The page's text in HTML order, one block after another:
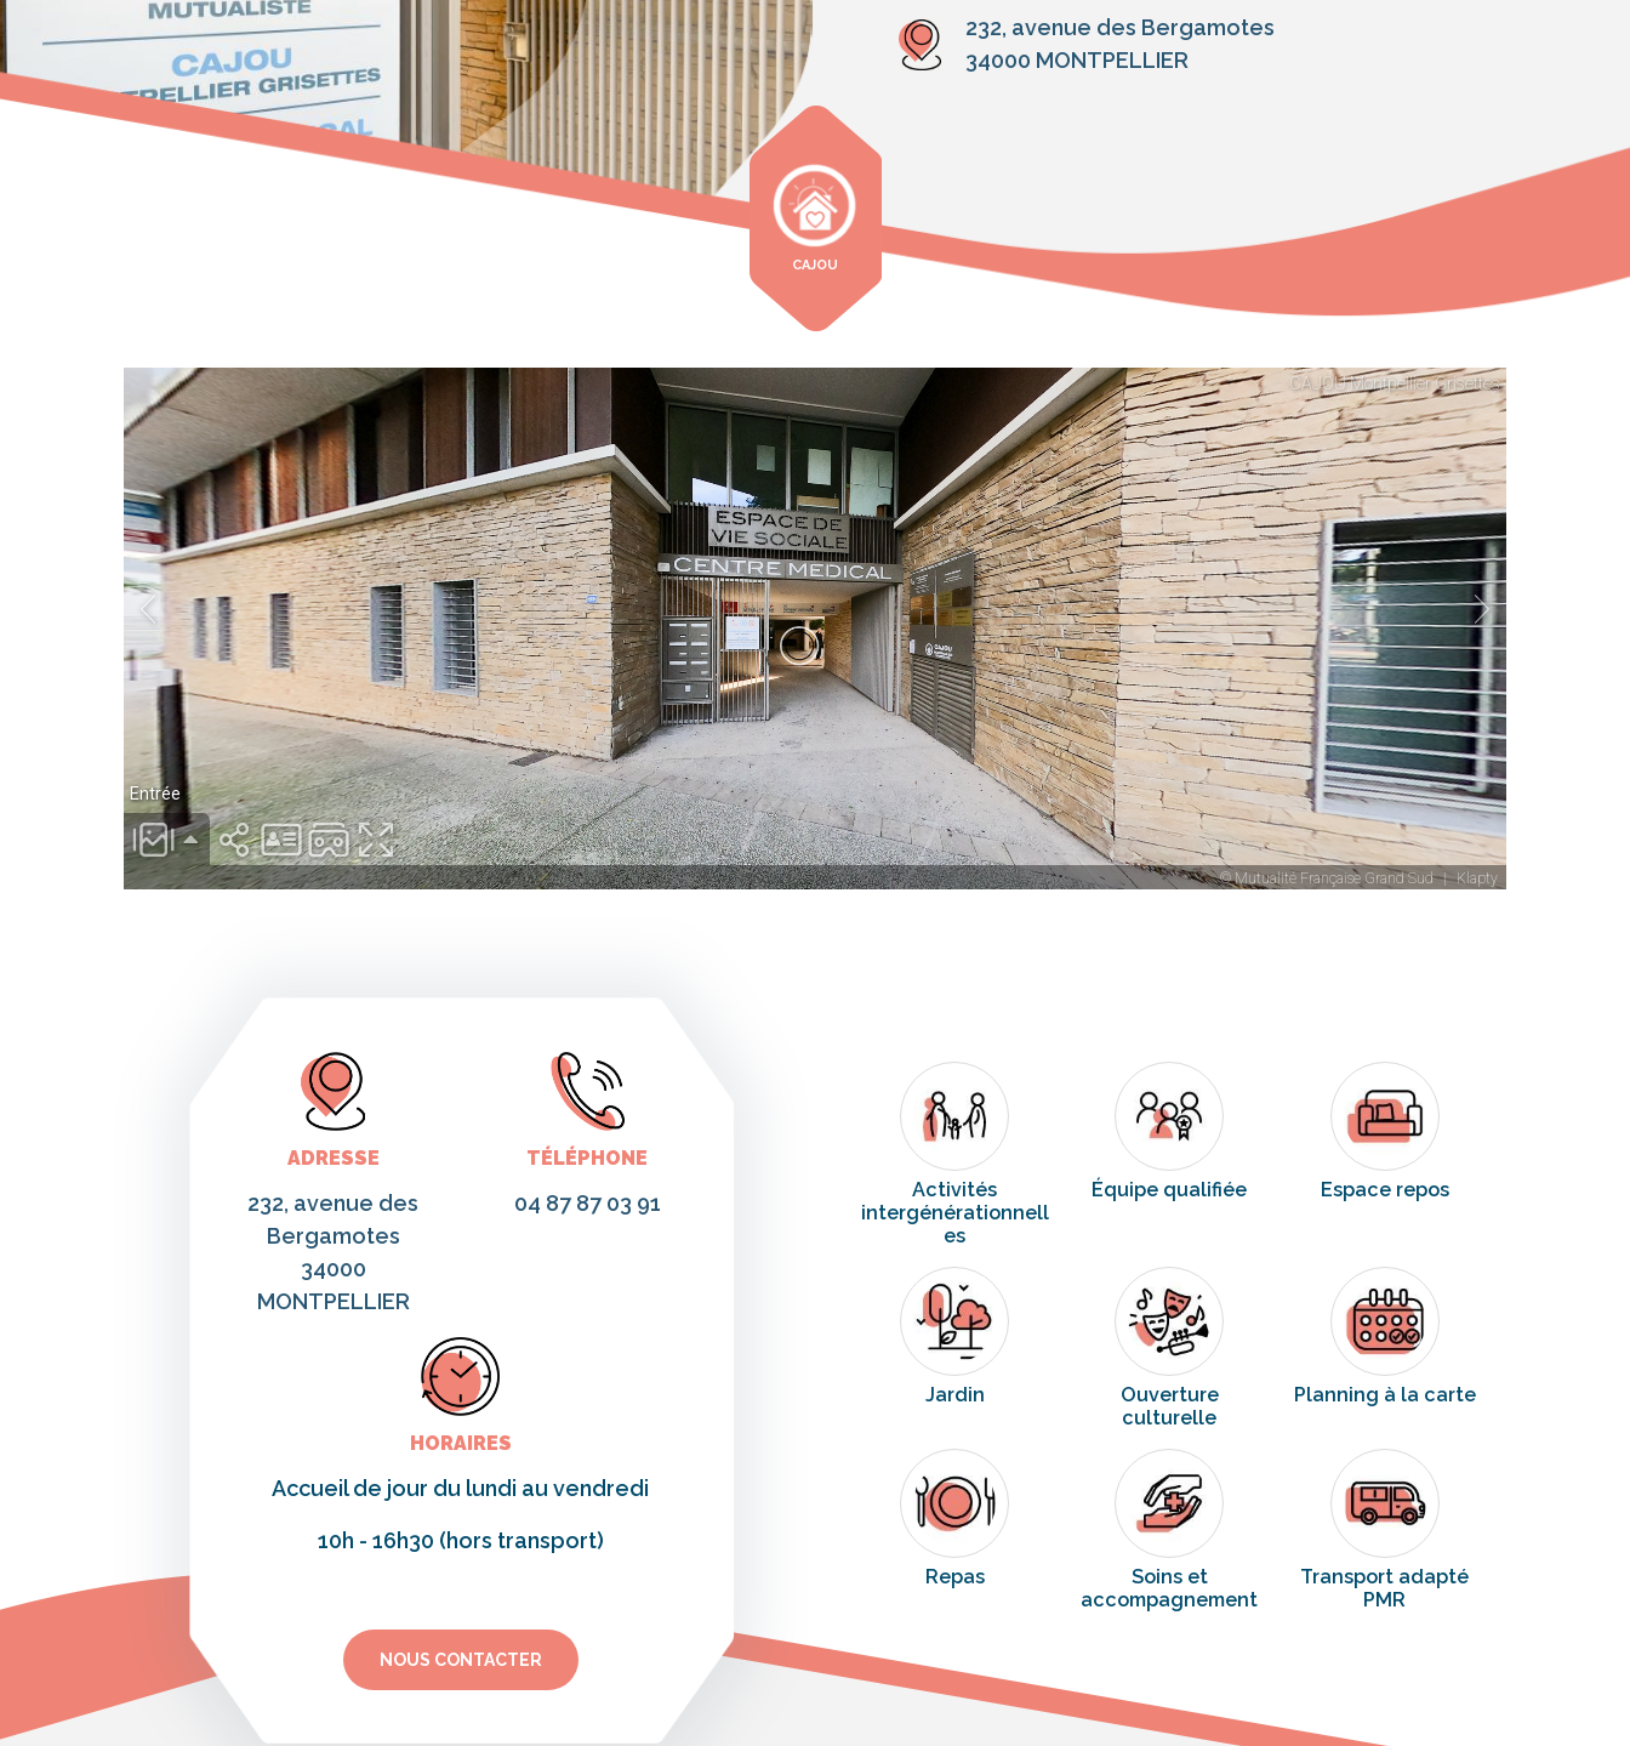
232, avenue des Bergamotes
34000 MONTPELLIER
CAJOU
ADRESSE
232, avenue des
Bergamotes
34000
MONTPELLIER
TÉLÉPHONE
04 87 87 03 91
HORAIRES
Accueil de jour du lundi au vendredi
10h - 16h30 (hors transport)
NOUS CONTACTER
Activités
intergénérationnell
es
Équipe qualifiée Espace repos
Jardin
Ouverture
culturelle
Planning à la carte
Repas
Soins et
accompagnement
Transport adapté
PMR